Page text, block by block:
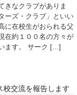
きなクラブがありま
ーズ・クラブ」といい
に在校生がおられる父
在約１００名の方々が
ます。 サーク […]
校交流を報告します